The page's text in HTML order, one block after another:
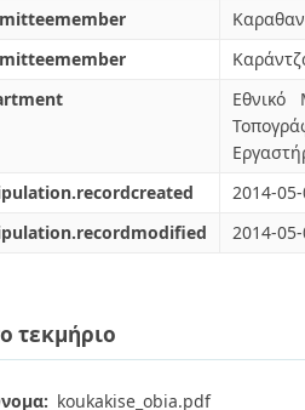
Εθνικό
2014-
2014-
τεκμήριο
koukakise_obia.pdf